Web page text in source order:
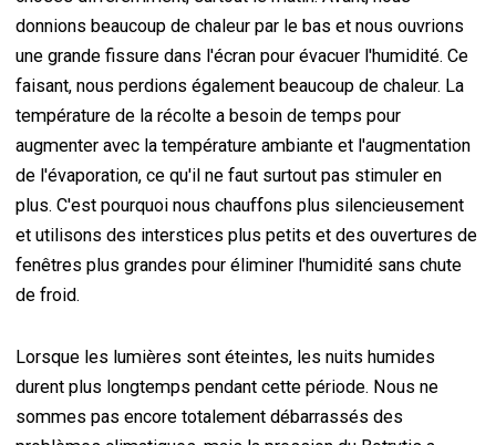
donnions beaucoup de chaleur par le bas et nous ouvrions
une grande fissure dans l'écran pour évacuer l'humidité. Ce
faisant, nous perdions également beaucoup de chaleur. La
température de la récolte a besoin de temps pour
augmenter avec la température ambiante et l'augmentation
de l'évaporation, ce qu'il ne faut surtout pas stimuler en
plus. C'est pourquoi nous chauffons plus silencieusement
et utilisons des interstices plus petits et des ouvertures de
fenêtres plus grandes pour éliminer l'humidité sans chute
de froid.
Lorsque les lumières sont éteintes, les nuits humides
durent plus longtemps pendant cette période. Nous ne
sommes pas encore totalement débarrassés des